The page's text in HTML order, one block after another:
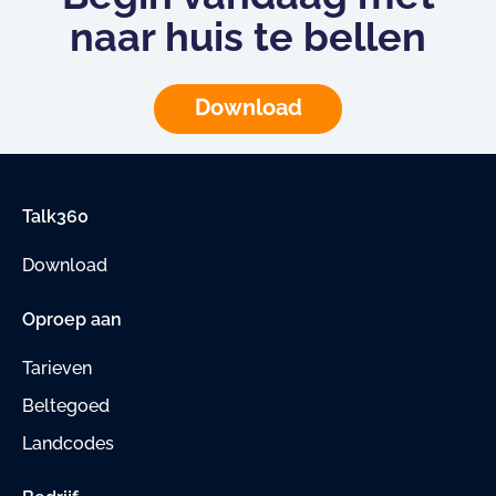
naar huis te bellen
Download
Talk360
Download
Oproep aan
Tarieven
Beltegoed
Landcodes